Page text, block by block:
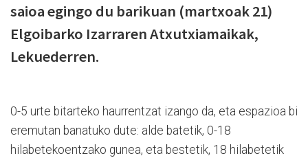
saioa egingo du barikuan (martxoak 21)
Elgoibarko Izarraren Atxutxiamaikak,
Lekuederren.
0-5 urte bitarteko haurrentzat izango da, eta espazioa bi
eremutan banatuko dute: alde batetik, 0-18
hilabetekoentzako gunea, eta bestetik, 18 hilabetetik